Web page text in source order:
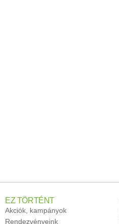
EZ TÖRTÉNT
Akciók, kampányok
Rendezvényeink